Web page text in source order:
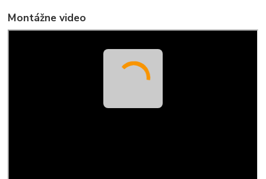
Montážne video